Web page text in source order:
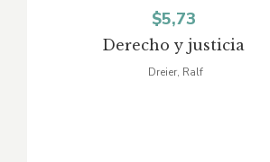
Derecho y justicia
$5,73
Dreier, Ralf